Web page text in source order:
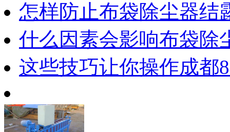
怎样防止布袋除尘器结
什么因素会影响布袋除
这些技巧让你操作成